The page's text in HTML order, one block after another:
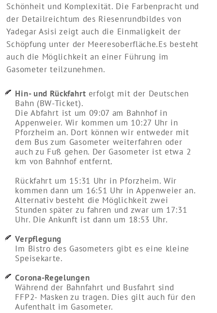
Schönheit und Komplexität. Die Farbenpracht und
der Detailreichtum des Riesenrundbildes von
Yadegar Asisi zeigt auch die Einmaligkeit der
Schöpfung unter der Meeresoberfläche.Es besteht
auch die Möglichkeit an einer Führung im
Gasometer teilzunehmen.
Hin- und Rückfahrt erfolgt mit der Deutschen
Bahn (BW-Ticket).
Die Abfahrt ist um 09:07 am Bahnhof in
Appenweier. Wir kommen um 10:27 Uhr in
Pforzheim an. Dort können wir entweder mit
dem Bus zum Gasometer weiterfahren oder
auch zu Fuß gehen. Der Gasometer ist etwa 2
km von Bahnhof entfernt.
Rückfahrt um 15:31 Uhr in Pforzheim. Wir
kommen dann um 16:51 Uhr in Appenweier an.
Alternativ besteht die Möglichkeit zwei
Stunden später zu fahren und zwar um 17:31
Uhr. Die Ankunft ist dann um 18:53 Uhr.
Verpflegung
Im Bistro des Gasometers gibt es eine kleine
Speisekarte.
Corona-Regelungen
Während der Bahnfahrt und Busfahrt sind
FFP2- Masken zu tragen. Dies gilt auch für den
Aufenthalt im Gasometer.